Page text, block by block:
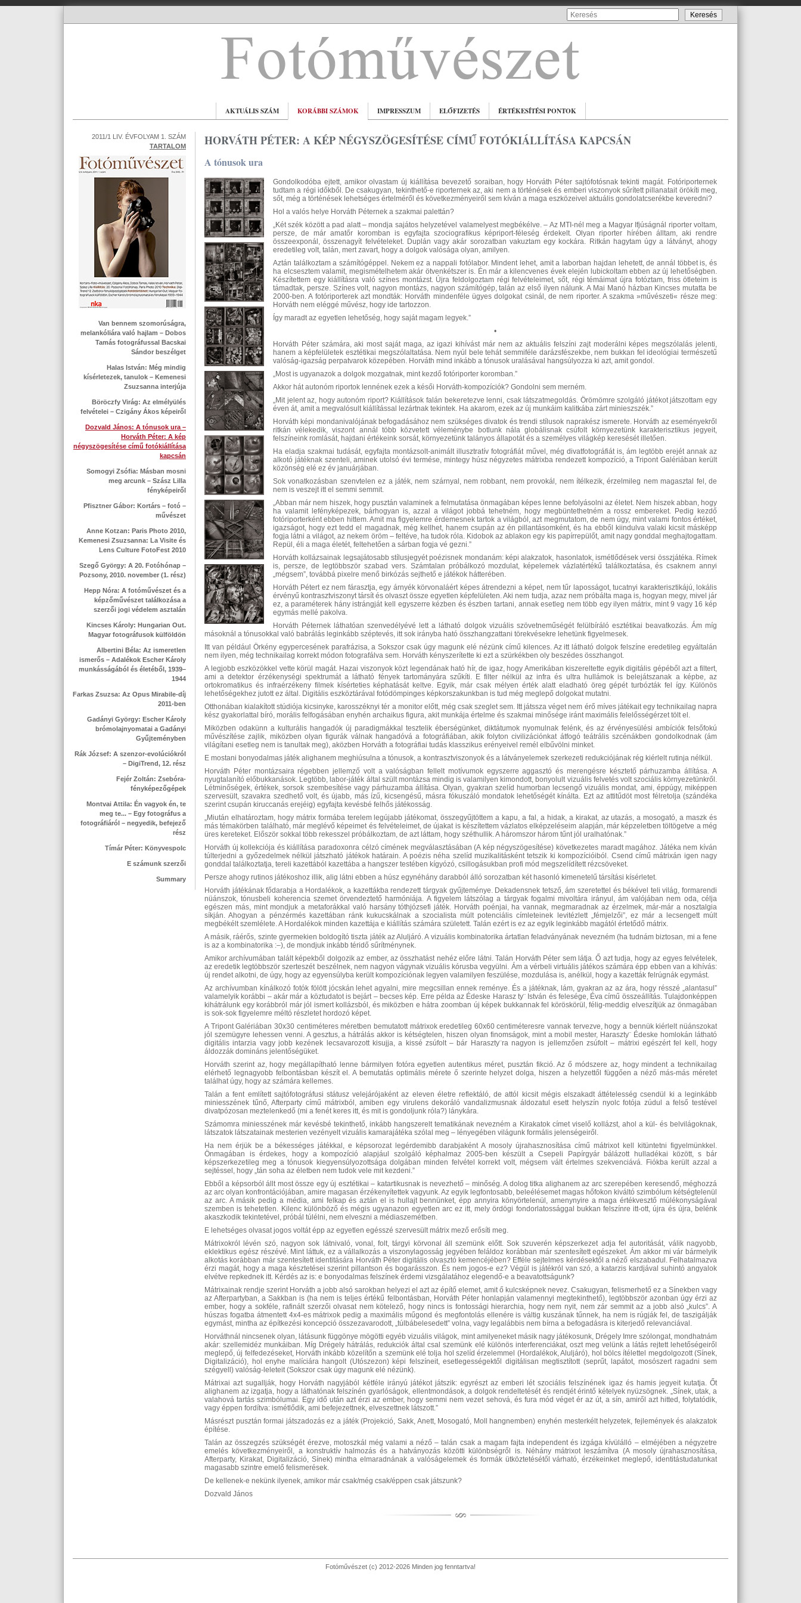
AKTUÁLIS SZÁM KORÁBBI SZÁMOK IMPRESSZUM ELŐFIZETÉS ÉRTÉKESÍTÉSI PONTOK
2011/1 LIV. ÉVFOLYAM 1. SZÁM
TARTALOM
Van bennem szomorúságra,
melankóliára való hajlam – Dobos
Tamás fotográfussal Bacskai
Sándor beszélget
Halas István: Még mindig
kísérletezek, tanulok – Kemenesi
Zsuzsanna interjúja
Böröczfy Virág: Az elmélyülés
felvételei – Czigány Ákos képeiről
Dozvald János: A tónusok ura –
Horváth Péter: A kép
négyszögesítése című fotókiállítása
kapcsán
Somogyi Zsófia: Másban mosni
meg arcunk – Szász Lilla
fényképeiről
Pfisztner Gábor: Kortárs – fotó –
művészet
Anne Kotzan: Paris Photo 2010,
Kemenesi Zsuzsanna: La Visite és
Lens Culture FotoFest 2010
Szegő György: A 20. Fotóhónap –
Pozsony, 2010. november (1. rész)
Hepp Nóra: A fotóművészet és a
képzőművészet találkozása a
szerzői jogi védelem asztalán
Kincses Károly: Hungarian Out.
Magyar fotográfusok külföldön
Albertini Béla: Az ismeretlen
ismerős – Adalékok Escher Károly
munkásságából és életéből, 1939–
1944
Farkas Zsuzsa: Az Opus Mirabile-díj
2011-ben
Gadányi György: Escher Károly
brómolajnyomatai a Gadányi
Gyűjteményben
Rák József: A szenzor-evolúciókról
– DigiTrend, 12. rész
Fejér Zoltán: Zsebóra-
fényképezőgépek
Montvai Attila: Én vagyok én, te
meg te... – Egy fotográfus a
fotográfiáról – negyedik, befejező
rész
Tímár Péter: Könyvespolc
E számunk szerzői
Summary
HORVÁTH PÉTER: A KÉP NÉGYSZÖGESÍTÉSE CÍMŰ FOTÓKIÁLLÍTÁSA KAPCSÁN
A tónusok ura
Gondolkodóba ejtett, amikor olvastam új kiállítása bevezető soraiban, hogy Horváth Péter sajtófotósnak tekinti magát. Fotóriporternek
tudtam a régi időkből. De csakugyan, tekinthető-e riporternek az, aki nem a történések és emberi viszonyok sűrített pillanatait örökíti meg,
sőt, még a történések lehetséges értelméről és következményeiről sem kíván a maga eszközeivel aktuális gondolatcserékbe keveredni?
Hol a valós helye Horváth Péternek a szakmai palettán?
„Két szék között a pad alatt – mondja sajátos helyzetével valamelyest megbékélve. – Az MTI-nél meg a Magyar Ifjúságnál riporter voltam,
persze, de már amatőr koromban is egyfajta szociografikus képriport-féleség érdekelt. Olyan riporter hírében álltam, aki rendre
összeexponál, összenagyít felvételeket. Duplán vagy akár sorozatban vakuztam egy kockára. Ritkán hagytam úgy a látványt, ahogy
eredetileg volt, talán, mert zavart, hogy a dolgok valósága olyan, amilyen.
Aztán találkoztam a számítógéppel. Nekem ez a nappali fotólabor. Mindent lehet, amit a laborban hajdan lehetett, de annál többet is, és
ha elcsesztem valamit, megismételhetem akár ötvenkétszer is. Én már a kilencvenes évek elején lubickoltam ebben az új lehetőségben.
Készítettem egy kiállításra való színes montázst. Újra feldolgoztam régi felvételeimet, sőt, régi témáimat újra fotóztam, friss ötleteim is
támadtak, persze. Színes volt, nagyon montázs, nagyon számítógép, talán az első ilyen nálunk. A Mai Manó házban Kincses mutatta be
2000-ben. A fotóriporterek azt mondták: Horváth mindenféle ügyes dolgokat csinál, de nem riporter. A szakma »művészeti« része meg:
Horváth nem eléggé művész, hogy ide tartozzon.
Így maradt az egyetlen lehetőség, hogy saját magam legyek.”
•
Horváth Péter számára, aki most saját maga, az igazi kihívást már nem az aktuális felszíni zajt moderálni képes megszólalás jelenti,
hanem a képfelületek esztétikai megszólaltatása. Nem nyúl bele tehát semmiféle darázsfészekbe, nem bukkan fel ideológiai természetű
valóság-igazság perpatvarok közepében. Horváth mind inkább a tónusok uralásával hangsúlyozza ki azt, amit gondol.
„Most is ugyanazok a dolgok mozgatnak, mint kezdő fotóriporter koromban.”
Akkor hát autonóm riportok lennének ezek a késői Horváth-kompozíciók? Gondolni sem merném.
„Mit jelent az, hogy autonóm riport? Kiállítások falán bekeretezve lenni, csak látszatmegoldás. Örömömre szolgáló játékot játszottam egy
éven át, amit a megvalósult kiállítással lezártnak tekintek. Ha akarom, ezek az új munkáim kalitkába zárt minieszszék.”
Horváth képi mondanivalójának befogadásához nem szükséges divatok és trendi stílusok naprakész ismerete. Horváth az eseményekről
ritkán vélekedik, viszont annál több közvetett véleménybe botlunk nála globálisnak csúfolt környezetünk karakterisztikus jegyeit,
felszíneink romlását, hajdani értékeink sorsát, környezetünk talányos állapotát és a személyes világkép keresését illetően.
Ha eladja szakmai tudását, egyfajta montázsolt-animált illusztratív fotográfiát művel, még divatfotográfiát is, ám legtöbb erejét annak az
alkotó játéknak szenteli, aminek utolsó évi termése, mintegy húsz négyzetes mátrixba rendezett kompozíció, a Tripont Galériában került
közönség elé ez év januárjában.
Sok vonatkozásban szenvtelen ez a játék, nem szárnyal, nem robbant, nem provokál, nem ítélkezik, érzelmileg nem magasztal fel, de
nem is veszejt itt el semmi semmit.
„Abban már nem hiszek, hogy pusztán valaminek a felmutatása önmagában képes lenne befolyásolni az életet. Nem hiszek abban, hogy
ha valamit lefényképezek, bárhogyan is, azzal a világot jobbá tehetném, hogy megbüntethetném a rossz embereket. Pedig kezdő
fotóriporterként ebben hittem. Amit ma figyelemre érdemesnek tartok a világból, azt megmutatom, de nem úgy, mint valami fontos értéket,
igazságot, hogy ezt tedd el magadnak, még kellhet, hanem csupán az én pillantásomként, és ha ebből kiindulva valaki kicsit másképp
fogja látni a világot, az nekem öröm – feltéve, ha tudok róla. Kidobok az ablakon egy kis papírrepülőt, amit nagy gonddal meghajtogattam.
Repül, éli a maga életét, feltehetően a sárban fogja vé gezni.”
Horváth kollázsainak legsajátosabb stílusjegyét poézisnek mondanám: képi alakzatok, hasonlatok, ismétlődések versi összjátéka. Rímek
is, persze, de legtöbbször szabad vers. Számtalan próbálkozó mozdulat, képelemek vázlatértékű találkoztatása, és csaknem annyi
„mégsem”, továbbá pixelre menő birkózás sejthető e játékok hátterében.
Horváth Pétert ez nem fárasztja, egy árnyék körvonaláért képes átrendezni a képet, nem tűr laposságot, tucatnyi karakterisztikájú, lokális
érvényű kontrasztviszonyt társít és olvaszt össze egyetlen képfelületen. Aki nem tudja, azaz nem próbálta maga is, hogyan megy, mivel jár
ez, a paraméterek hány istrángját kell egyszerre kézben és észben tartani, annak esetleg nem több egy ilyen mátrix, mint 9 vagy 16 kép
egymás mellé pakolva.
Horváth Péternek láthatóan szenvedélyévé lett a látható dolgok vizuális szövetneműségét felülbíráló esztétikai beavatkozás. Ám míg
másoknál a tónusokkal való babrálás leginkább széptevés, itt sok irányba ható összhangzattani törekvésekre lehetünk figyelmesek.
Itt van például Örkény egypercesének parafrázisa, a Sokszor csak úgy magunk elé nézünk című kilences. Az itt látható dolgok felszíne eredetileg egyáltalán
nem ilyen, még technikailag korrekt módon fotografálva sem. Horváth kényszerítette ki ezt a szürkékben oly beszédes összhangot.
A legjobb eszközökkel vette körül magát. Hazai viszonyok közt legendának ható hír, de igaz, hogy Amerikában kiszereltette egyik digitális gépéből azt a filtert,
ami a detektor érzékenységi spektrumát a látható fények tartományára szűkíti. E filter nélkül az infra és ultra hullámok is belejátszanak a képbe, az
ortokromatikus és infraérzékeny filmek kísérteties képhatását keltve. Egyik, már csak mélyen érték alatt eladható öreg gépét turbózták fel így. Különös
lehetőségekhez jutott ez által. Digitális eszköztárával fotódömpinges képkorszakunkban is tud még meglepő dolgokat mutatni.
Otthonában kialakított stúdiója kicsinyke, karosszéknyi tér a monitor előtt, még csak szeglet sem. Itt játssza véget nem érő míves játékait egy technikailag napra
kész gyakorlattal bíró, morális felfogásában enyhén archaikus figura, akit munkája értelme és szakmai minősége iránt maximális felelősségérzet tölt el.
Miközben odakünn a kulturális hangadók új paradigmákkal tesztelik éberségünket, diktátumok nyomulnak felénk, és az érvényesülési ambíciók felsőfokú
művészítése zajlik, miközben olyan figurák válnak hangadóvá a fotográfiában, akik folyton civilizációnkat átfogó teátrális szcénákben gondolkodnak (ám
világítani esetleg nem is tanultak meg), aközben Horváth a fotográfiai tudás klasszikus erényeivel remél elbűvölni minket.
E mostani bonyodalmas játék alighanem meghiúsulna a tónusok, a kontrasztviszonyok és a látványelemek szerkezeti redukciójának rég kiérlelt rutinja nélkül.
Horváth Péter montázsaira régebben jellemző volt a valóságban fellelt motívumok egyszerre aggasztó és merengésre késztető párhuzamba állítása. A
nyugtalanító előbukkanások. Legtöbb, labor-játék által szült montázsa mindig is valamilyen kimondott, bonyolult vizuális felvetés volt szociális környezetünkről.
Létminőségek, értékek, sorsok szembesítése vagy párhuzamba állítása. Olyan, gyakran szelíd humorban lecsengő vizuális mondat, ami, éppúgy, miképpen
szervesült, szavakra szedhető volt, és újabb, más ízű, kicsengésű, másra fókuszáló mondatok lehetőségét kínálta. Ezt az attitűdöt most félretolja (szándéka
szerint csupán kiruccanás erejéig) egyfajta kevésbé felhős játékosság.
„Miután elhatároztam, hogy mátrix formába terelem legújabb játékomat, összegyűjtöttem a kapu, a fal, a hidak, a kirakat, az utazás, a mosogató, a maszk és
más témakörben található, már meglévő képeimet és felvételeimet, de újakat is készítettem vázlatos elképzeléseim alapján, már képzeletben töltögetve a még
üres kereteket. Először sokkal több rekesszel próbálkoztam, de azt láttam, hogy széthullik. A háromszor három tűnt jól uralhatónak.”
Horváth új kollekciója és kiállítása paradoxonra célzó címének megválasztásában (A kép négyszögesítése) következetes maradt magához. Játéka nem kíván
túlterjedni a győzedelmek nélkül játszható játékok határain. A poézis néha szelíd muzikalitásként tetszik ki kompozícióiból. Csend című mátrixán igen nagy
gonddal találkoztatja, tereli kazettából kazettába a hangszer testében kígyózó, csillogásukban profi mód megszelídített rézcsöveket.
Persze ahogy rutinos játékoshoz illik, alig látni ebben a húsz egynéhány darabból álló sorozatban két hasonló kimenetelű társítási kísérletet.
Horváth játékának fődarabja a Hordalékok, a kazettákba rendezett tárgyak gyűjteménye. Dekadensnek tetsző, ám szeretettel és békével teli világ, formarendi
nüánszok, tónusbeli koherencia szemet örvendeztető harmóniája. A figyelem látszólag a tárgyak fogalmi mivoltára irányul, ám valójában nem oda, célja
egészen más, mint mondjuk a metaforákkal való harsány tóthjózsefi játék. Horváth poénjai, ha vannak, megmaradnak az érzelmek, már-már a nosztalgia
síkján. Ahogyan a pénzérmés kazettában ránk kukucskálnak a szocialista múlt potenciális címleteinek levitézlett „fémjelzői”, ez már a lecsengett múlt
megbékélt szemlélete. A Hordalékok minden kazettája e kiállítás számára született. Talán ezért is ez az egyik leginkább magától értetődő mátrix.
A másik, ráérős, szinte gyermekien boldogító tiszta játék az Aluljáró. A vizuális kombinatorika ártatlan feladványának nevezném (ha tudnám biztosan, mi a fene
is az a kombinatorika :–), de mondjuk inkább téridő sűrítménynek.
Amikor archívumában talált képekből dolgozik az ember, az összhatást nehéz előre látni. Talán Horváth Péter sem látja. Ő azt tudja, hogy az egyes felvételek,
az eredetik legtöbbször szerteszét beszélnek, nem nagyon vágynak vizuális kórusba vegyülni. Ám a vérbeli virtuális játékos számára épp ebben van a kihívás:
új rendet alkotni, de úgy, hogy az egyensúlyba került kompozíciónak legyen valamilyen feszülése, mozdulása is, anélkül, hogy a kazetták felrúgnák egymást.
Az archívumban kínálkozó fotók fölött jócskán lehet agyalni, mire megcsillan ennek reménye. És a játéknak, lám, gyakran az az ára, hogy résszé „alantasul”
valamelyik korábbi – akár már a köztudatot is bejárt – becses kép. Erre példa az Édeske Harasz ty¨ István és felesége, Éva című összeállítás. Tulajdonképpen
kihátrálunk egy korábbról már jól ismert kollázsból, és miközben e hátra zoomban új képek bukkannak fel köröskörül, félig-meddig elveszítjük az önmagában
is sok-sok figyelemre méltó részletet hordozó képet.
A Tripont Galériában 30x30 centiméteres méretben bemutatott mátrixok eredetileg 60x60 centiméteresre vannak tervezve, hogy a bennük kiérlelt nüánszokat
jól szemügyre lehessen venni. A gesztus, a hátrálás akkor is kétségtelen, hiszen olyan finomságok, mint a mobil mester, Haraszty¨ Édeske homlokán látható
digitális intarzia vagy jobb kezének lecsavarozott kisujja, a kissé zsúfolt – bár Haraszty¨ra nagyon is jellemzően zsúfolt – mátrixi egészért fel kell, hogy
áldozzák domináns jelentőségüket.
Horváth szerint az, hogy megállapítható lenne bármilyen fotóra egyetlen autentikus méret, pusztán fikció. Az ő módszere az, hogy mindent a technikailag
elérhető legnagyobb felbontásban készít el. A bemutatás optimális mérete ő szerinte helyzet dolga, hiszen a helyzettől függően a néző más-más méretet
találhat úgy, hogy az számára kellemes.
Talán a fent említett sajtófotográfusi státusz velejárójaként az eleven életre reflektáló, de attól kicsit mégis elszakadt áttételesség csendül ki a leginkább
miniesszének tűnő, Afterparty című mátrixból, amiben egy virulens dekoráló vandalizmusnak áldozatul esett helyszín nyolc fotója zúdul a felső testével
divatpózosan meztelenkedő (mi a fenét keres itt, és mit is gondoljunk róla?) lánykára.
Számomra miniesszének már kevésbé tekinthető, inkább hangszerelt tematikának nevezném a Kirakatok címet viselő kollázst, ahol a kül- és belvilágoknak,
látszatok látszatainak mesterien vezényelt vizuális kamarajátéka szólal meg – lényegében világunk formális jelenségeiről.
Ha nem érjük be a békességes játékkal, e képsorozat legérdemibb darabjaként A mosoly újrahasznosítása című mátrixot kell kitüntetni figyelmünkkel.
Önmagában is érdekes, hogy a kompozíció alapjául szolgáló képhalmaz 2005-ben készült a Csepeli Papírgyár bálázott hulladékai között, s bár
képszerkezetileg meg a tónusok kiegyensúlyozottsága dolgában minden felvétel korrekt volt, mégsem vált értelmes szekvenciává. Fiókba került azzal a
sejtéssel, hogy „tán soha az életben nem tudok vele mit kezdeni.”
Ebből a képsorból állt most össze egy új esztétikai – katartikusnak is nevezhető – minőség. A dolog titka alighanem az arc szerepében keresendő, méghozzá
az arc olyan konfrontációjában, amire magasan érzékenyítettek vagyunk. Az egyik legfontosabb, beleélésemet magas hőfokon kiváltó szimbólum kétségtelenül
az arc. A másik pedig a média, ami felkap és aztán el is hullajt bennünket, épp annyira könyörtelenül, amenynyire a maga értékvesztő múlékonyságával
szemben is tehetetlen. Kilenc különböző és mégis ugyanazon egyetlen arc ez itt, mely ördögi fondorlatossággal bukkan felszínre itt-ott, újra és újra, belénk
akaszkodik tekintetével, próbál túlélni, nem elveszni a médiaszemétben.
E lehetséges olvasat jogos voltát épp az egyetlen egésszé szervesült mátrix mező erősíti meg.
Mátrixokról lévén szó, nagyon sok látnivaló, vonal, folt, tárgyi körvonal áll szemünk előtt. Sok szuverén képszerkezet adja fel autoritását, válik nagyobb,
eklektikus egész részévé. Mint láttuk, ez a vállalkozás a viszonylagosság jegyében feláldoz korábban már szentesített egészeket. Ám akkor mi vár bármelyik
alkotás korábban már szentesített identitására Horváth Péter digitális olvasztó kemencéjében? Efféle sejtelmes kérdésektől a néző elszabadul. Felhatalmazva
érzi magát, hogy a maga késztetései szerint pillantson és bogarásszon. És nem jogos-e ez? Végül is játékról van szó, a katarzis kardjával suhintó angyalok
elvétve repkednek itt. Kérdés az is: e bonyodalmas felszínek érdemi vizsgálatához elegendő-e a beavatottságunk?
Mátrixainak rendje szerint Horváth a jobb alsó sarokban helyezi el azt az építő elemet, amit ő kulcsképnek nevez. Csakugyan, felismerhető ez a Sínekben vagy
az Afterpartyban, a Sakkban is (ha nem is teljes értékű felbontásban, Horváth Péter honlapján valamennyi megtekinthető), legtöbbször azonban úgy érzi az
ember, hogy a sokféle, rafinált szerzői olvasat nem kötelező, hogy nincs is fontossági hierarchia, hogy nem nyit, nem zár semmit az a jobb alsó „kulcs”. A
húszas fogatba átmentett 4x4-es mátrixok pedig a maximális műgond és megfontolás ellenére is váltig kuszának tűnnek, ha nem is rúgják fel, de taszigálják
egymást, mintha az építkezési koncepció összezavarodott, „túlbábelesedett” volna, vagy legalábbis nem bírna a befogadásra is kiterjedő relevanciával.
Horváthnál nincsenek olyan, látásunk függönye mögötti egyéb vizuális világok, mint amilyeneket másik nagy játékosunk, Drégely Imre szólongat, mondhatnám
akár: szellemidéz munkáiban. Míg Drégely hátrálás, redukciók által csal szemünk elé különös interferenciákat, oszt meg velünk a látás rejtett lehetőségeiről
meglepő, új felfedezéseket, Horváth inkább közelítőn a szemünk elé tolja hol szelíd érzelemmel (Hordalékok, Aluljáró), hol bölcs ítélettel megdolgozott (Sínek,
Digitalizáció), hol enyhe malíciára hangolt (Utószezon) képi felszíneit, esetlegességektől digitálisan megtisztított (seprűt, lapátot, mosószert ragadni sem
szégyell) valóság-leleteit (Sokszor csak úgy magunk elé nézünk).
Mátrixai azt sugallják, hogy Horváth nagyjából kétféle irányú játékot játszik: egyrészt az emberi lét szociális felszínének igaz és hamis jegyeit kutatja. Őt
alighanem az izgatja, hogy a láthatónak felszínén gyarlóságok, ellentmondások, a dolgok rendeltetését és rendjét érintő kételyek nyüzsögnek. „Sínek, utak, a
valahová tartás szimbólumai. Egy idő után azt érzi az ember, hogy semmi nem vezet sehová, és fura mód véget ér az út, a sín, amiről azt hitted, folytatódik,
vagy éppen fordítva: ismétlődik, ami befejezettnek, elveszettnek látszott.”
Másrészt pusztán formai játszadozás ez a játék (Projekció, Sakk, Anett, Mosogató, Moll hangnemben) enyhén mesterkélt helyzetek, fejlemények és alakzatok
építése.
Talán az összegzés szükségét érezve, motoszkál még valami a néző – talán csak a magam fajta independent és izgága kívülálló – elméjében a négyzetre
emelés következményeiről, a konstruktív halmozás és a hatványozás közötti különbségről is. Néhány mátrixot leszámítva (A mosoly újrahasznosítása,
Afterparty, Kirakat, Digitalizáció, Sínek) mintha elmaradnának a valóságelemek és formák ütköztetésétől várható, érzékeinket meglepő, identitástudatunkat
magasabb szintre emelő felismerések.
De kellenek-e nekünk ilyenek, amikor már csak/még csak/éppen csak játszunk?
Dozvald János
Fotóművészet (c) 2012-2026 Minden jog fenntartva!